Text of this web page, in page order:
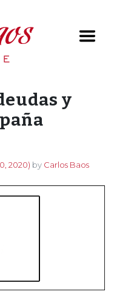
y
2020) by Carlos Baos